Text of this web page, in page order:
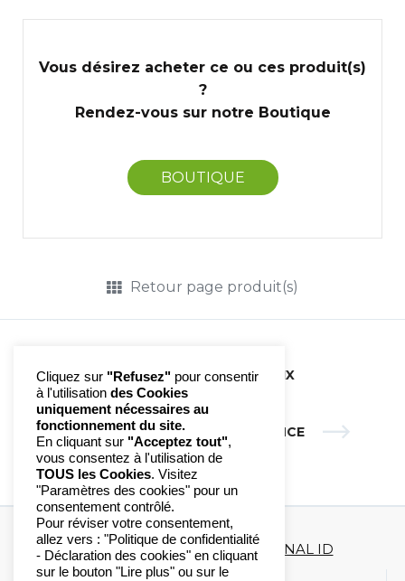
Vous désirez acheter ce ou ces produit(s)
?
Rendez-vous sur notre Boutique
BOUTIQUE
Retour page produit(s)
DYNAMIX | DYNAMIX
LE GEL D'URGENCE | GEL D'URGENCE
Copyright 2020-2023 ©DIAGONAL ID
Cliquez sur "Refusez" pour consentir
à l'utilisation des Cookies
uniquement nécessaires au
fonctionnement du site.
En cliquant sur "Acceptez tout",
vous consentez à l'utilisation de
TOUS les Cookies. Visitez
"Paramètres des cookies" pour un
consentement contrôlé.
Pour réviser votre consentement,
allez vers : "Politique de confidentialité
- Déclaration des cookies" en cliquant
sur le bouton "Lire plus" ou sur le